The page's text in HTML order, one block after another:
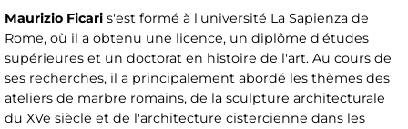
Maurizio Ficari s'est formé à l'université La Sapienza de
Rome, où il a obtenu une licence, un diplôme d'études
supérieures et un doctorat en histoire de l'art. Au cours de
ses recherches, il a principalement abordé les thèmes des
ateliers de marbre romains, de la sculpture architecturale
du XVe siècle et de l'architecture cistercienne dans les